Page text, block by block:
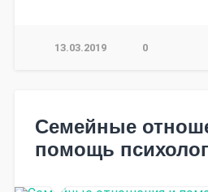
13.03.2019 0
Семейные
помощь